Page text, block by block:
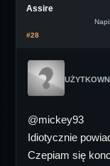
Assire
#28
@mickey93
Idiotycznie
Czepiam się